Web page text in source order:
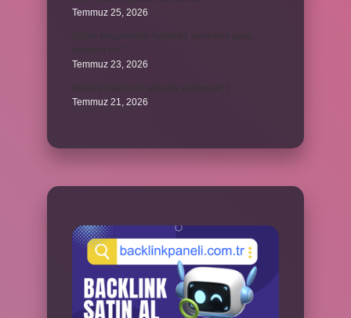
Temmuz 25, 2026
Temmuz 23, 2026
Temmuz 21, 2026